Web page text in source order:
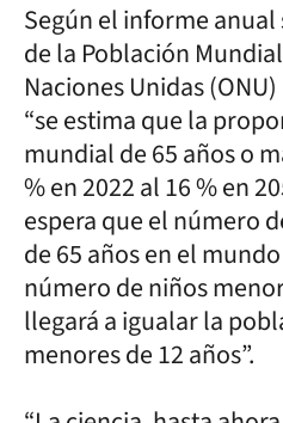
Según el informe
de la Población
Naciones Unidas
“se estima que la
mundial de 65 años o
% en 2022 al 16 % en
espera que el número
de 65 años en el
número de niños
llegará a igualar la
menores de 12 años”.